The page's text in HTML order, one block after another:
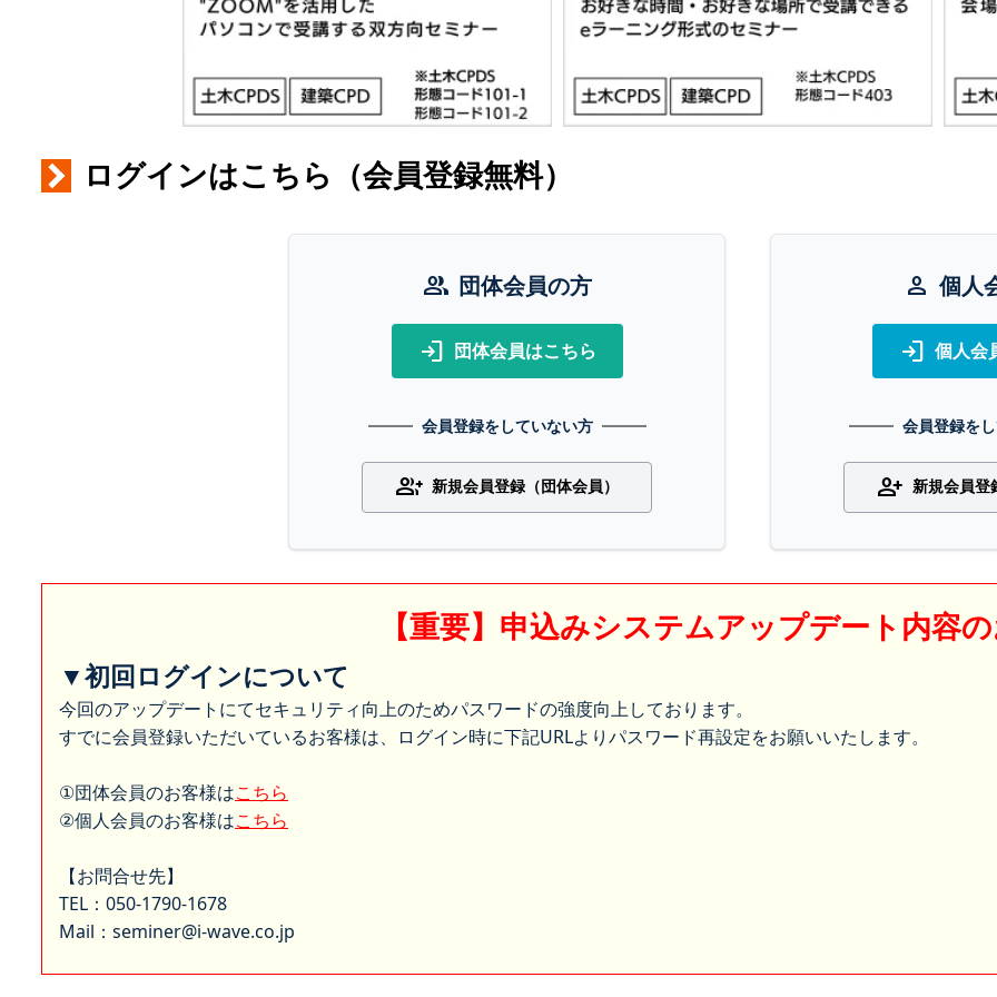
ログインはこちら（会員登録無料）
group 団体会員の方
login 団体会員はこちら
会員登録をしていない方
group_add 新規会員登録（団体会員）
person 個人
login 個人会
会員登録を
person_add 新規会員登
【重要】申込みシステムアップデート内容
▼初回ログインについて
今回のアップデートにてセキュリティ向上のためパスワードの強度向上しております。
すでに会員登録いただいているお客様は、ログイン時に下記URLよりパスワード再設定をお願いいたします。
①団体会員のお客様はこちら
②個人会員のお客様はこちら
【お問合せ先】
TEL：050-1790-1678
Mail：seminer@i-wave.co.jp